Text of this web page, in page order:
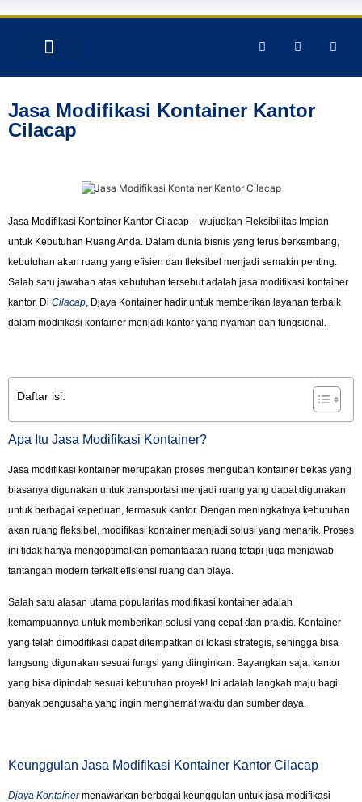
Jasa Modifikasi Kontainer Kantor
Cilacap
Jasa Modifikasi Kontainer Kantor Cilacap – wujudkan Fleksibilitas Impian
untuk Kebutuhan Ruang Anda. Dalam dunia bisnis yang terus berkembang,
kebutuhan akan ruang yang efisien dan fleksibel menjadi semakin penting.
Salah satu jawaban atas kebutuhan tersebut adalah jasa modifikasi kontainer
kantor. Di Cilacap , Djaya Kontainer hadir untuk memberikan layanan terbaik
dalam modifikasi kontainer menjadi kantor yang nyaman dan fungsional.
Daftar isi:
Apa Itu Jasa Modifikasi Kontainer?
Jasa modifikasi kontainer merupakan proses mengubah kontainer bekas yang
biasanya digunakan untuk transportasi menjadi ruang yang dapat digunakan
untuk berbagai keperluan, termasuk kantor. Dengan meningkatnya kebutuhan
akan ruang fleksibel, modifikasi kontainer menjadi solusi yang menarik. Proses
ini tidak hanya mengoptimalkan pemanfaatan ruang tetapi juga menjawab
tantangan modern terkait efisiensi ruang dan biaya.
Salah satu alasan utama popularitas modifikasi kontainer adalah
kemampuannya untuk memberikan solusi yang cepat dan praktis. Kontainer
yang telah dimodifikasi dapat ditempatkan di lokasi strategis, sehingga bisa
langsung digunakan sesuai fungsi yang diinginkan. Bayangkan saja, kantor
yang bisa dipindah sesuai kebutuhan proyek! Ini adalah langkah maju bagi
banyak pengusaha yang ingin menghemat waktu dan sumber daya.
Keunggulan Jasa Modifikasi Kontainer Kantor Cilacap
Djaya Kontainermenawarkan berbagai keunggulan untuk jasa modifikasi